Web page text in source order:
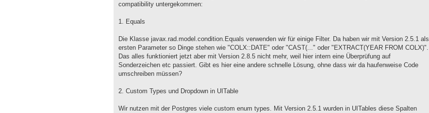
compatibility untergekommen:
1. Equals
Die Klasse javax.rad.model.condition.Equals verwenden wir für einige Filter. Da haben wir mit Version 2.5.1 als
ersten Parameter so Dinge stehen wie "COLX::DATE" oder "CAST(..." oder "EXTRACT(YEAR FROM COLX)".
Das alles funktioniert jetzt aber mit Version 2.8.5 nicht mehr, weil hier intern eine Überprüfung auf
Sonderzeichen etc passiert. Gibt es hier eine andere schnelle Lösung, ohne dass wir da haufenweise Code
umschreiben müssen?
2. Custom Types und Dropdown in UITable
Wir nutzen mit der Postgres viele custom enum types. Mit Version 2.5.1 wurden in UITables diese Spalten